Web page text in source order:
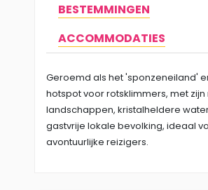
BESTEMMINGEN
ACCOMMODATIES
Geroemd als het 'sponzeneiland'
hotspot voor rotsklimmers, met zijn
landschappen, kristalheldere
gastvrije lokale bevolking, ideaal
avontuurlijke reizigers.